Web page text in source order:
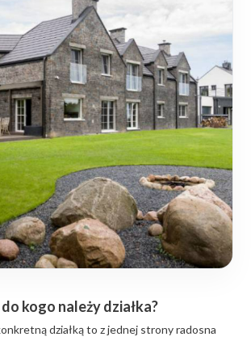
kogo należy działka?
działką to z jednej strony radosna